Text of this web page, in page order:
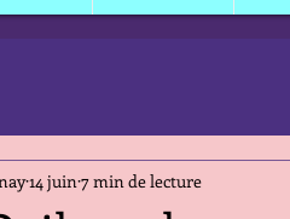
14 juin 7 min de lecture